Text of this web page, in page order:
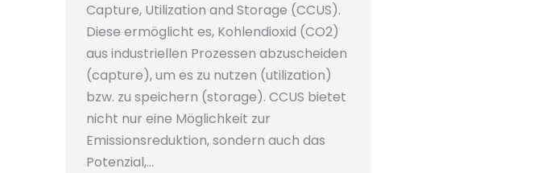
Capture, Utilization and Storage (CCUS).
Diese ermöglicht es, Kohlendioxid (CO2)
aus industriellen Prozessen abzuscheiden
(capture), um es zu nutzen (utilization)
bzw. zu speichern (storage). CCUS bietet
nicht nur eine Möglichkeit zur
Emissionsreduktion, sondern auch das
Potenzial,…